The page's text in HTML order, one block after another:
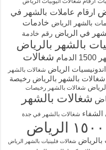
ارقام عاملات بالشهر في
بالشهر الرياض خادمات
في الرياض رقم خادمة
بالشهر بالرياض
شغالات
الرياض شغالات بالشهر
شغالات بالشهر بالرياض رخيصة
شغالات بالشهر رخيصات
شغالات بالشهر
شغالات بالشهر في جدة
شغالات فلبينيات بالشهر الرياض